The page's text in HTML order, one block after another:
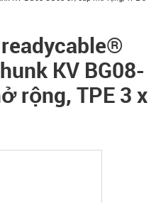
KV BG08-
rộng, TPE 3 x